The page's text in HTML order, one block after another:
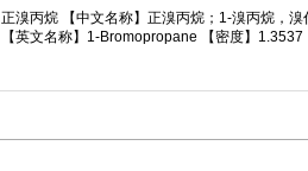
正溴丙烷 【中文名称】正溴丙烷；1-溴丙烷，
【英文名称】1-Bromopropane 【密度】